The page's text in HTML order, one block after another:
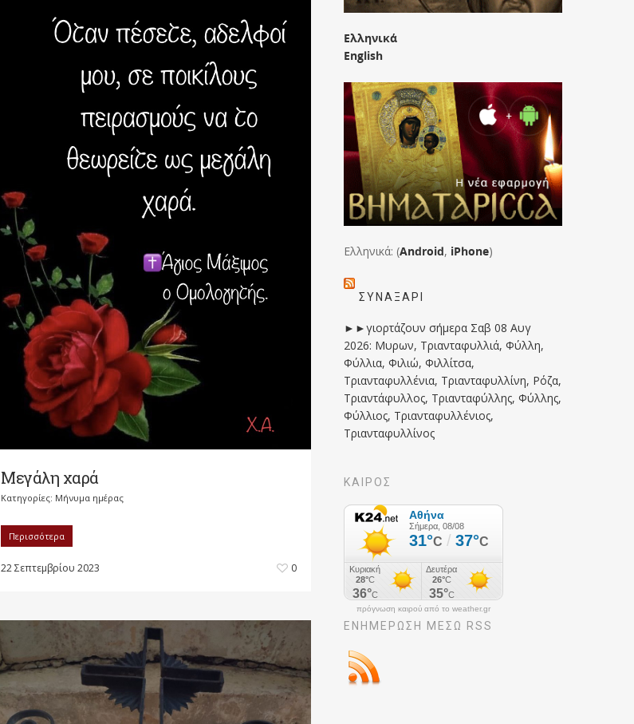
Μεγάλη χαρά
Κατηγορίες: Μήνυμα ημέρας
Περισσότερα
22 Σεπτεμβρίου 2023 0
Ελληνικά
English
Ελληνικά: (Android, iPhone)
ΣΥΝΑΞΆΡΙ
►►γιορτάζουν σήμερα Σαβ 08 Αυγ
2026: Μυρων, Τριανταφυλλιά, Φύλλη,
Φύλλια, Φιλιώ, Φιλλίτσα,
Τριανταφυλλένια, Τριανταφυλλίνη, Ρόζα,
Τριαντάφυλλος, Τριανταφύλλης, Φύλλης,
Φύλλιος, Τριανταφυλλένιος,
Τριανταφυλλίνος
ΚΑΙΡΟΣ
πρόγνωση καιρού από το weather.gr
ΕΝΗΜΈΡΩΣΉ ΜΕΣΩ RSS